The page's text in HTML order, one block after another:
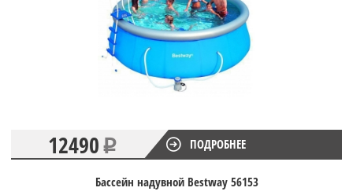
12490 ПОДРОБНЕЕ
Бассейн надувной Bestway 56153